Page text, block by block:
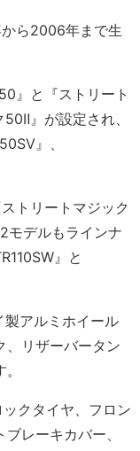
ら2006年まで生
』と『ストリート
』が設定され、
』、
トリートマジック
モデルもラインナ
』と
アルミホイール
、リザーバータン
クタイヤ、フロン
レーキカバー、